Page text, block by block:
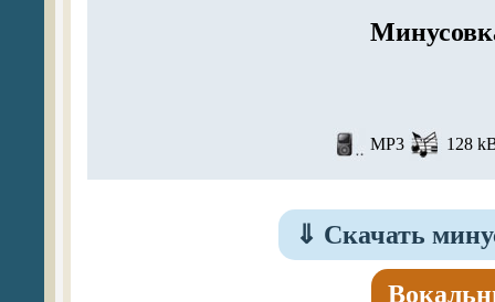
MP3 128
⇓ Скачать